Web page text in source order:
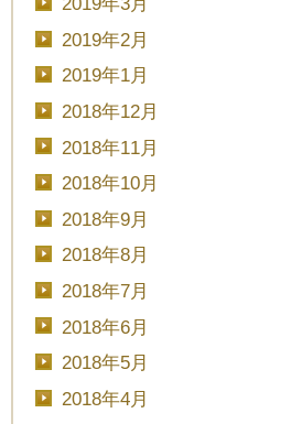
2019年2月
2019年1月
2018年12月
2018年11月
2018年10月
2018年9月
2018年8月
2018年7月
2018年6月
2018年5月
2018年4月
時間を選択し
ブライダルフェア